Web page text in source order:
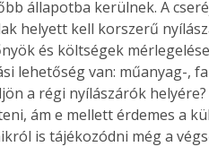
állapotba kerülnek. A
helyett kell korszerű
és költségek
lehetőség van: műanyag-,
a régi nyílászárók
ám e mellett érdemes a
is tájékozódni még a